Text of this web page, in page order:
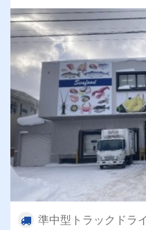
準中型トラックドラ